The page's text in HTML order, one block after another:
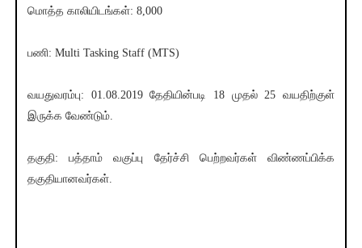
மொத்த காலியிடங்கள்: 8,000
பணி: Multi Tasking Staff (MTS)
வயதுவரம்பு: 01.08.2019 தேதியின்படி 18 முதல் 25 வயதிற்குள்
இருக்க வேண்டும்.
தகுதி: பத்தாம் வகுப்பு தேர்ச்சி பெற்றவர்கள் விண்ணப்பிக்க
தகுதியானவர்கள்.